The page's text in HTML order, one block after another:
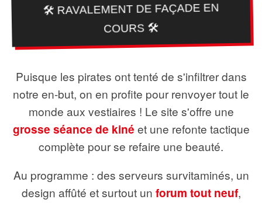
🛠️ RAVALEMENT DE FAÇADE EN
COURS 🛠️
Puisque les pirates ont tenté de s'infiltrer dans
notre en-but, on en profite pour renvoyer tout le
monde aux vestiaires ! Le site s'offre une
grosse séance de kiné et une refonte tactique
complète pour se refaire une beauté.
Au programme : des serveurs survitaminés, un
design affûté et surtout un forum tout neuf,